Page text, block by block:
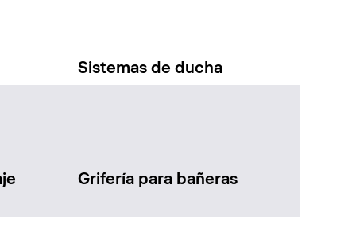
Sistemas de ducha
Grifería para bañeras